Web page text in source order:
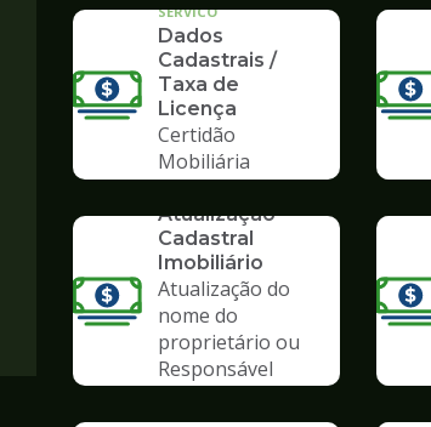
SERVICO
Dados
Cadastrais /
Taxa de
Licença
Certidão
Mobiliária
Atualização
Cadastral
Imobiliário
Atualização do
nome do
proprietário ou
Responsável